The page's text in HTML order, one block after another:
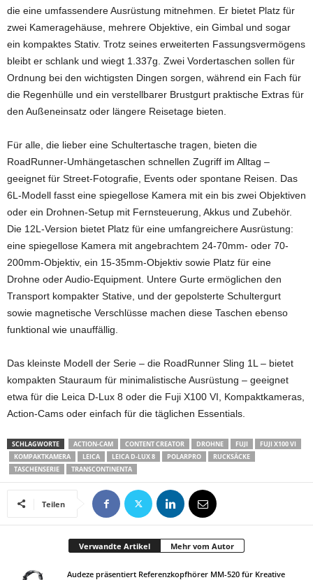
die eine umfassendere Ausrüstung mitnehmen. Er bietet Platz für
zwei Kameragehäuse, mehrere Objektive, ein Gimbal und sogar
ein kompaktes Stativ. Trotz seines erweiterten Fassungsvermögens
bleibt er schlank und wiegt 1.337g. Zwei Vordertaschen sollen für
Ordnung bei den wichtigsten Dingen sorgen, während ein Fach für
die Regenhülle und ein verstellbarer Brustgurt praktische Extras für
den Außeneinsatz oder längere Reisetage bieten.
Für alle, die lieber eine Schultertasche tragen, bieten die
RoadRunner-Umhängetaschen schnellen Zugriff im Alltag –
geeignet für Street-Fotografie, Events oder spontane Reisen. Das
6L-Modell fasst eine spiegellose Kamera mit ein bis zwei Objektiven
oder ein Drohnen-Setup mit Fernsteuerung, Akkus und Zubehör.
Die 12L-Version bietet Platz für eine umfangreichere Ausrüstung:
eine spiegellose Kamera mit angebrachtem 24-70mm- oder 70-
200mm-Objektiv, ein 15-35mm-Objektiv sowie Platz für eine
Drohne oder Audio-Equipment. Untere Gurte ermöglichen den
Transport kompakter Stative, und der gepolsterte Schultergurt
sowie magnetische Verschlüsse machen diese Taschen ebenso
funktional wie unauffällig.
Das kleinste Modell der Serie – die RoadRunner Sling 1L – bietet
kompakten Stauraum für minimalistische Ausrüstung – geeignet
etwa für die Leica D-Lux 8 oder die Fuji X100 VI, Kompaktkameras,
Action-Cams oder einfach für die täglichen Essentials.
SCHLAGWORTE ACTION-CAM CONTENT CREATOR DROHNE FUJI
FUJI X100 VI
KOMPAKTKAMERA
LEICA LEICA D-LUX 8 POLARPRO
RUCKSÄCKE
TASCHENSERIE
TRANSCONTINENTA
Teilen
Verwandte Artikel Mehr vom Autor
Audeze präsentiert Referenzkopfhörer MM-520 für Kreative